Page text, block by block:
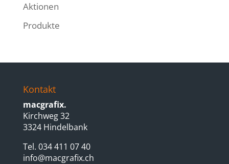
Aktionen
Produkte
Kontakt
macgrafix.
Kirchweg 32
3324 Hindelbank
Tel. 034 411 07 40
info@macgrafix.ch